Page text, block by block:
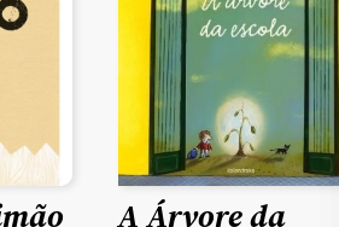
A Árvore da